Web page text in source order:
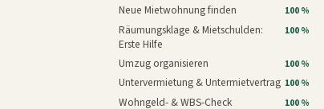
Neue Mietwohnung finden 100 %
Räumungsklage & Mietschulden:
Erste Hilfe
100 %
Umzug organisieren 100 %
Untervermietung & Untermietvertrag 100 %
Wohngeld- & WBS-Check 100 %